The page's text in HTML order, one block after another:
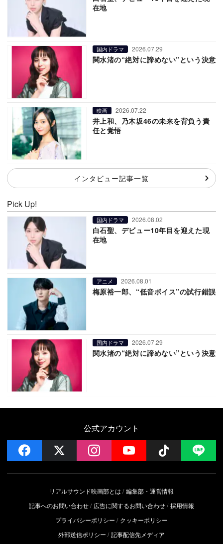
在地
国内ドラマ 2026.07.29
関水渚の“絶対に諦めない”という決意
映画 2026.07.22
井上和、乃木坂46の未来を背負う責
任と覚悟
インタビュー記事一覧
Pick Up!
国内ドラマ 2026.08.02
白石聖、デビュー10年目を迎えた現
在地
アニメ 2026.08.01
梅原裕一郎、“低音ボイス”の試行錯誤
国内ドラマ 2026.07.29
関水渚の“絶対に諦めない”という決意
公式アカウント
facebook instagramYouTube Follow
リアルサウンド映画部とは
編集部・運営情報
記事へのお問い合わせ
広告に関するお問い合わせ 採用情報
プライバシーポリシー
クッキーポリシー
外部送信ポリシー
記事配信先メディア